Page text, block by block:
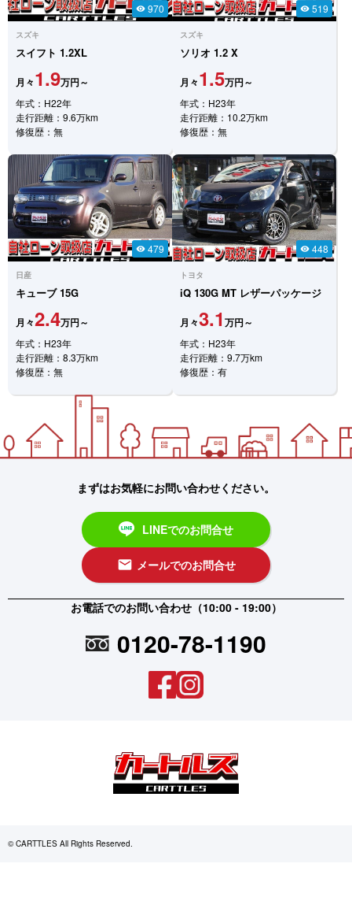
visibility 970
スズキ
スイフト 1.2XL
月々1.9万円～
年式：H22年
走行距離：9.6万km
修復歴：無
visibility 519
スズキ
ソリオ 1.2 X
月々1.5万円～
年式：H23年
走行距離：10.2万km
修復歴：無
visibility 479
日産
キューブ15G
月々2.4万円～
年式：H23年
走行距離：8.3万km
修復歴：無
visibility 448
トヨタ
iQ 130G MT レザーパッケージ
月々3.1 万円～
年式：H23年
走行距離：9.7万km
修復歴：有
まずはお気軽にお問い合わせください。
LINEでのお問合せ
email メールでのお問合せ
お電話でのお問い合わせ（10:00 - 19:00）
0120-78-1190
© CARTTLES All Rights Reserved.